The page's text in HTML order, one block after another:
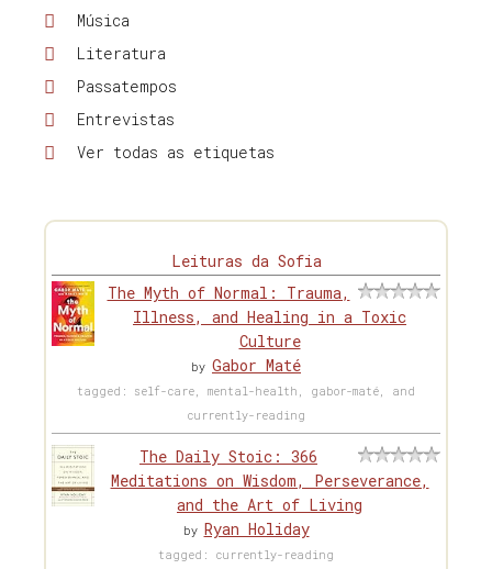
Música
Literatura
Passatempos
Entrevistas
Ver todas as etiquetas
Leituras da Sofia
The Myth of Normal: Trauma,
Illness, and Healing in a Toxic
Culture
by Gabor Maté
tagged: self-care, mental-health, gabor-maté, and
currently-reading
The Daily Stoic: 366
Meditations on Wisdom, Perseverance,
and the Art of Living
by Ryan Holiday
tagged: currently-reading